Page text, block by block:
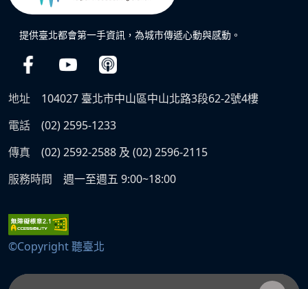
提供臺北都會第一手資訊，為城市傳遞心動與感動。
地址
104027 臺北市中山區中山北路3段62-2號4樓
電話
(02) 2595-1233
傳真
(02) 2592-2588 及 (02) 2596-2115
服務時間
週一至週五 9:00~18:00
©Copyright 聽臺北